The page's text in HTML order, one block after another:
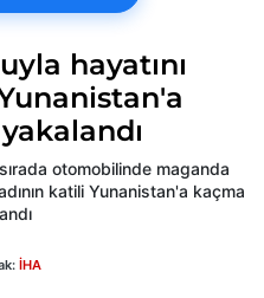
hayatını
otomobilinde maganda
katili Yunanistan'a kaçma
İHA